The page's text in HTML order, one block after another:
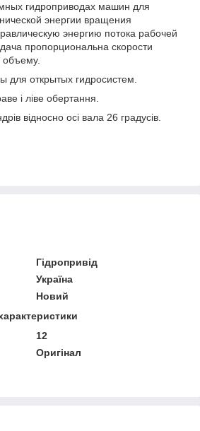
гидроприводах машин для
энергии вращения
энергию потока рабочей
пропорциональна скорости
для открытых гидросистем.
і ліве обертання.
відносно осі вала 26 градусів.
Гідропривід
Україна
Новий
12
Оригінал